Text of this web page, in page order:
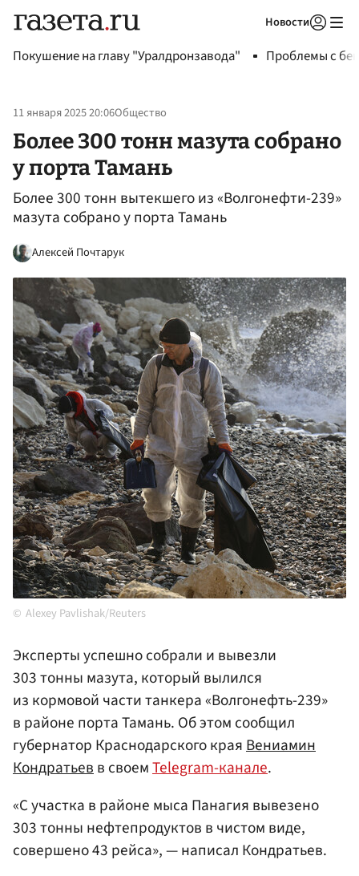
Новости
Покушение на главу "Уралдронзавода" Проблемы с
11 января 2025 20:06Общество
Более 300 тонн мазута собрано
у порта Тамань
Более 300 тонн вытекшего из «Волгонефти-239»
мазута собрано у порта Тамань
Алексей Почтарук
Alexey Pavlishak/Reuters
Эксперты успешно собрали и вывезли
303 тонны мазута, который вылился
из кормовой части танкера «Волгонефть-239»
в районе порта Тамань. Об этом сообщил
губернатор Краснодарского краяВениамин
Кондратьевв своемTelegram-канале.
«С участка в районе мыса Панагия вывезено
303 тонны нефтепродуктов в чистом виде,
совершено 43 рейса», — написал Кондратьев.